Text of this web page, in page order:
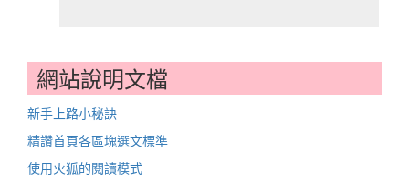
網站說明文檔
新手上路小秘訣
精讚首頁各區塊選文標準
使用火狐的閱讀模式